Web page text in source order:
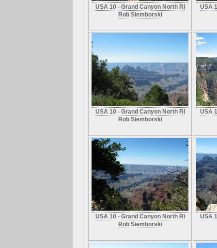
USA 10 - Grand Canyon North Ri
Rob Siemborski
USA
USA 10 - Grand Canyon North Ri
Rob Siemborski
USA
USA 10 - Grand Canyon North Ri
Rob Siemborski
USA